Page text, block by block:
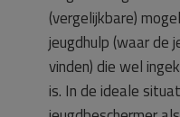
(vergelijkbare)
jeugdhulp (waar de
vinden) die wel
is. In de ideale